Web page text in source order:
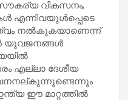
വികസനം,
എന്നിവയുൾപ്പെടെ
നൽകുകയാണെന്ന്
യുവജനങ്ങൾ
എല്ലാ ദേശീയ
ഈ മാറ്റത്തിൽ